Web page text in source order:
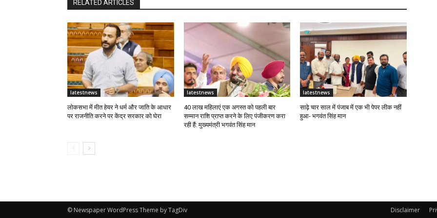
RELATED ARTICLES
latestnews
लोकसभा में मीत हेयर ने धर्म और जाति के आधार
पर राजनीति करने पर केंद्र सरकार को घेरा
latestnews
40 लाख महिलाएं एक अगस्त को पहली बार
सम्मान राशि प्राप्त करने के लिए पंजीकरण करा
रही हैं: मुख्यमंत्री भगवंत सिंह मान
latestnews
साढ़े चार साल में पंजाब में एक भी पेपर लीक नहीं
हुआ- भगवंत सिंह मान
Disclaimer
© Newspaper WordPress Theme by TagDiv